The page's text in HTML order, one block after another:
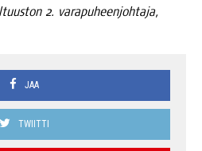
2. vara­pu­heen­joh­ta­ja,
JAA
TWIITTI